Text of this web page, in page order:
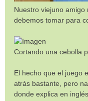
Nuestro viejuno
debemos tomar para
Cortando una cebolla
El hecho que el juego
atrás bastante, pero
donde explica en